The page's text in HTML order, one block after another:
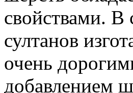
свойствами. В
султанов
очень
добавлением